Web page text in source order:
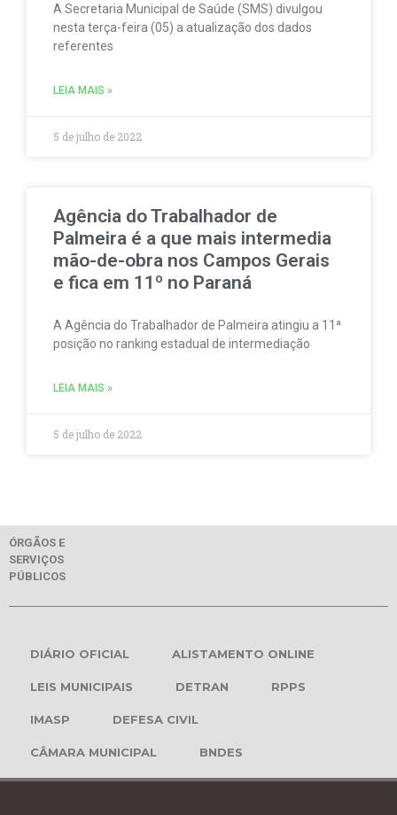
A Secretaria Municipal de Saúde (SMS) divulgou
nesta terça-feira (05) a atualização dos dados
referentes
LEIA MAIS »
5 de julho de 2022
Agência do Trabalhador de
Palmeira é a que mais intermedia
mão-de-obra nos Campos Gerais
e fica em 11º no Paraná
A Agência do Trabalhador de Palmeira atingiu a 11ª
posição no ranking estadual de intermediação
LEIA MAIS »
5 de julho de 2022
ÓRGÃOS E
SERVIÇOS
PÚBLICOS
DIÁRIO OFICIAL ALISTAMENTO ONLINE
LEIS MUNICIPAIS DETRAN RPPS
IMASP DEFESA CIVIL
CÂMARA MUNICIPAL BNDES